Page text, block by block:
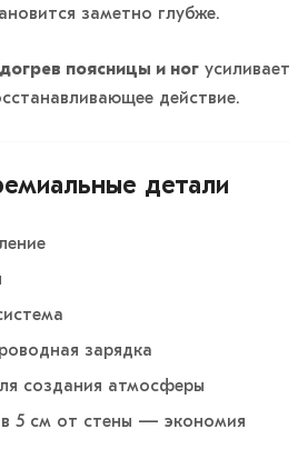
заметно глубже.
поясницы и ног усиливает
действие.
детали
зарядка
создания атмосферы
в 5 см от стены — экономия